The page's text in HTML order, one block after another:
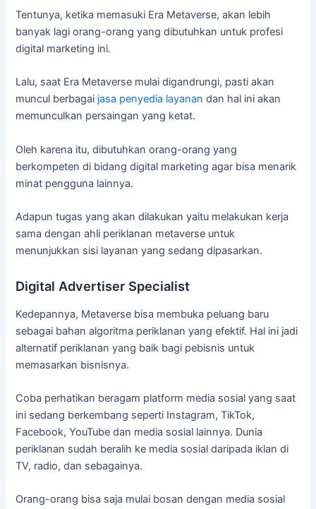
Tentunya, ketika memasuki Era Metaverse, akan lebih
banyak lagi orang-orang yang dibutuhkan untuk profesi
digital marketing ini.
Lalu, saat Era Metaverse mulai digandrungi, pasti akan
muncul berbagai jasa penyedia layanan dan hal ini akan
memunculkan persaingan yang ketat.
Oleh karena itu, dibutuhkan orang-orang yang
berkompeten di bidang digital marketing agar bisa menarik
minat pengguna lainnya.
Adapun tugas yang akan dilakukan yaitu melakukan kerja
sama dengan ahli periklanan metaverse untuk
menunjukkan sisi layanan yang sedang dipasarkan.
Digital Advertiser Specialist
Kedepannya, Metaverse bisa membuka peluang baru
sebagai bahan algoritma periklanan yang efektif. Hal ini jadi
alternatif periklanan yang baik bagi pebisnis untuk
memasarkan bisnisnya.
Coba perhatikan beragam platform media sosial yang saat
ini sedang berkembang seperti Instagram, TikTok,
Facebook, YouTube dan media sosial lainnya. Dunia
periklanan sudah beralih ke media sosial daripada iklan di
TV, radio, dan sebagainya.
Orang-orang bisa saja mulai bosan dengan media sosial